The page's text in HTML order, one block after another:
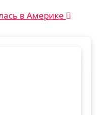
в Америке